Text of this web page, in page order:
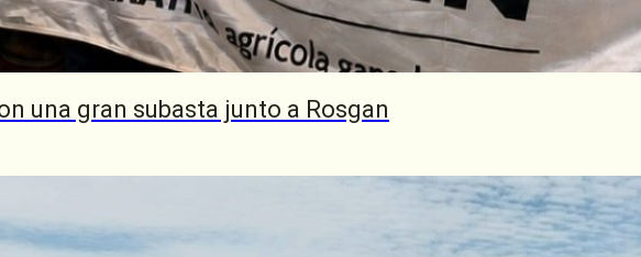
Cooperativa
cita será el
de Cabaña El
continuar
una gran subasta junto a Rosgan